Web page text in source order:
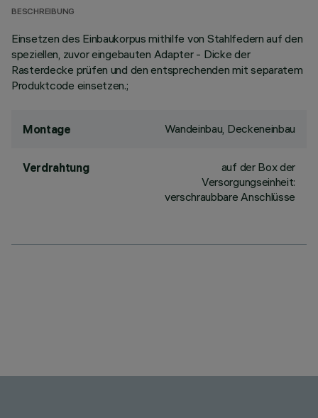
BESCHREIBUNG
Einsetzen des Einbaukorpus mithilfe von Stahlfedern auf den
speziellen, zuvor eingebauten Adapter - Dicke der
Rasterdecke prüfen und den entsprechenden mit separatem
Produktcode einsetzen.;
Montage Wandeinbau, Deckeneinbau
Verdrahtung
auf der Box der
Versorgungseinheit:
verschraubbare Anschlüsse